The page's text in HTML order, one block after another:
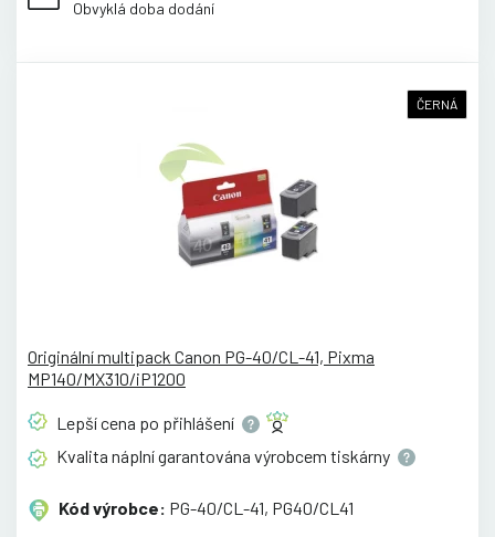
Obvyklá doba dodání
ČERNÁ
Originální multipack Canon PG-40/CL-41, Pixma
MP140/MX310/iP1200
Lepší cena po přihlášení
Kvalita náplní garantována výrobcem tiskárny
Kód výrobce: PG-40/CL-41, PG40/CL41